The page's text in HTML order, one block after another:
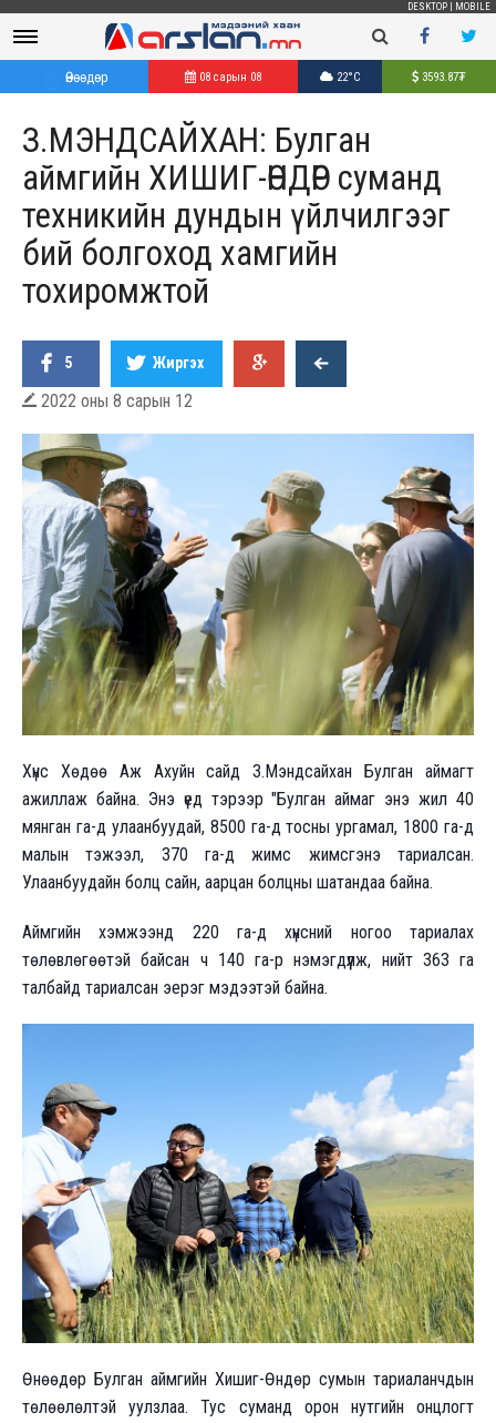
DESKTOP MOBILE
Өнөөдөр 08 сарын 08 22°C 3593.87₮
З.МЭНДСАЙХАН: Булган
аймгийн ХИШИГ-ӨНДӨР суманд
техникийн дундын үйлчилгээг
бий болгоход хамгийн
тохиромжтой
5 Жиргэх
 2022 оны 8 сарын 12
Хүнс Хөдөө Аж Ахуйн сайд З.Мэндсайхан Булган аймагт
ажиллаж байна. Энэ үед тэрээр "Булган аймаг энэ жил 40
мянган га-д улаанбуудай, 8500 га-д тосны ургамал, 1800 га-д
малын тэжээл, 370 га-д жимс жимсгэнэ тариалсан.
Улаанбуудайн болц сайн, аарцан болцны шатандаа байна.
Аймгийн хэмжээнд 220 га-д хүнсний ногоо тариалах
төлөвлөгөөтэй байсан ч 140 га-р нэмэгдүүлж, нийт 363 га
талбайд тариалсан эерэг мэдээтэй байна.
Өнөөдөр Булган аймгийн Хишиг-Өндөр сумын тариаланчдын
төлөөлөлтэй уулзлаа. Тус суманд орон нутгийн онцлогт